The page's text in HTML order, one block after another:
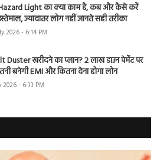
Light का क्या काम है, कब और कैसे करें
ज्यादातर लोग नहीं जानते सही तरीका
2026 - 6:14 PM
Duster खरीदने का प्लान? 2 लाख डाउन पेमेंट पर
बनेगी EMI और कितना देना होगा लोन
2026 - 6:33 PM